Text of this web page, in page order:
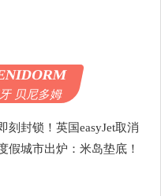
贝尼多姆